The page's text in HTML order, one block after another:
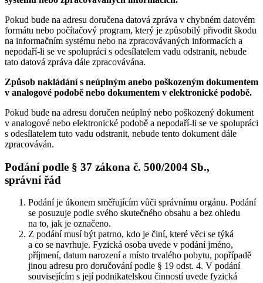
Pokud bude na adresu doručena datová zpráva v chybném datovém
formátu nebo počítačový program, který je způsobilý přivodit škodu
na informačním systému nebo na zpracovávaných informacích a
nepodaří-li se ve spolupráci s odesílatelem vadu odstranit, nebude
tato datová zpráva dále zpracovávána.
Způsob nakládání s neúplným anebo poškozeným dokumentem
v analogové podobě nebo dokumentem v elektronické podobě.
Pokud bude na adresu doručen neúplný nebo poškozený dokument
v analogové nebo elektronické podobě a nepodaří-li se ve spolupráci
s odesílatelem tuto vadu odstranit, nebude tento dokument dále
zpracováván.
Podání podle § 37 zákona č. 500/2004 Sb.,
správní řád
Podání je úkonem směřujícím vůči správnímu orgánu. Podání
se posuzuje podle svého skutečného obsahu a bez ohledu
na to, jak je označeno.
Z podání musí být patrno, kdo je činí, které věci se týká
a co se navrhuje. Fyzická osoba uvede v podání jméno,
příjmení, datum narození a místo trvalého pobytu, popřípadě
jinou adresu pro doručování podle § 19 odst. 4. V podání
souvisejícím s její podnikatelskou činností uvede fyzická